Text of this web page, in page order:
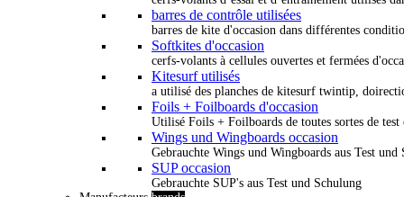
barres de contrôle utilisées
barres de kite d'occasion dans différentes
Softkites d'occasion
cerfs-volants à cellules ouvertes et fermées
Kitesurf utilisés
a utilisé des planches de kitesurf twintip,
Foils + Foilboards d'occasion
Utilisé Foils + Foilboards de toutes sortes de test
Wings und Wingboards occasion
Gebrauchte Wings und Wingboards aus Test und
SUP occasion
Gebrauchte SUP's aus Test und Schulung